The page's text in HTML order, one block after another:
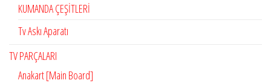
KUMANDA ÇEŞİTLERİ
Tv Askı Aparatı
TV PARÇALARI
Anakart [Main Board]